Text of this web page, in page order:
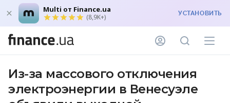
Multi от Finance.ua
(8,9K+) УСТАНОВИТЬ
Из-за массового отключения
электроэнергии в Венесуэле